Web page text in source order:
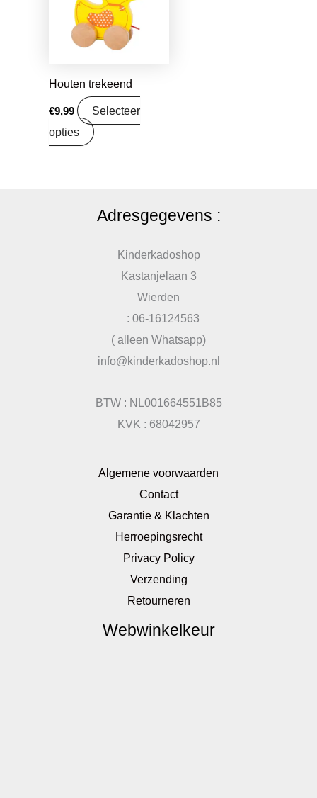
Houten trekeend
€9,99
Selecteer
opties
Adresgegevens :
Kinderkadoshop
Kastanjelaan 3
Wierden
: 06-16124563
( alleen Whatsapp)
info@kinderkadoshop.nl
BTW : NL001664551B85
KVK : 68042957
Algemene voorwaarden
Contact
Garantie & Klachten
Herroepingsrecht
Privacy Policy
Verzending
Retourneren
Webwinkelkeur